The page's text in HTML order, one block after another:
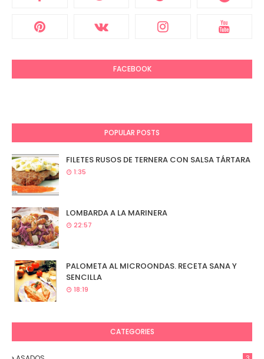
FACEBOOK
POPULAR POSTS
FILETES RUSOS DE TERNERA CON SALSA TÁRTARA
1:35
LOMBARDA A LA MARINERA
22:57
PALOMETA AL MICROONDAS. RECETA SANA Y
SENCILLA
18:19
CATEGORIES